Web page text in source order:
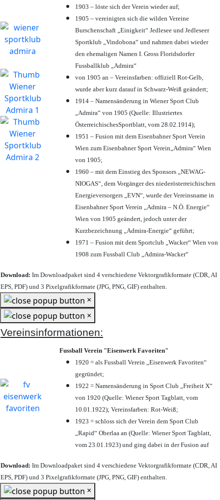
1903 – löste sich der Verein wieder auf;
1905 – vereinigten sich die wilden Vereine
Burschenschaft „Einigkeit“ Jedlesee und Jedleseer
Sportklub „Vindobona“ und nahmen dabei wieder
den ehemaligen Namen I. Gross Floridsdorfer
Fussballklub „Admira“
von 1905 an – Vereinsfarben: offiziell Rot-Gelb,
wurde aber kurz darauf in Schwarz-Weiß geändert;
1914 – Namensänderung in Wiener Sport Club
„Admira“ von 1905 (Quelle: Illustriertes
ÖsterreichischesSportblatt, vom 28.02.1914);
1951 – Fusion mit dem Eisenbahner Sport Verein
Wien zum Eisenbahner Sport Verein„Admira“ Wien
von 1905;
1960 – mit dem Einstieg des Sponsors „NEWAG-
NIOGAS“, dem Vorgänger des niederösterreichischen
Energieversorgers „EVN“, wurde der Vereinsname in
Eisenbahner Sport Verein „Admira – N.Ö. Energie“
Wien von 1905 geändert, jedoch unter der
Kurzbezeichnung „Admira-Energie“ geführt;
1971 – Fusion mit dem Sportclub „Wacker“ Wien von
1908 zum Fussball Club „Admira-Wacker“
Download: Im Downloadpaket sind 4 verschiedene Vektorgrafikformate (CDR, AI
EPS, PDF) und 3 Pixelgrafikformate (JPG, PNG, GIF) enthalten.
×
×
Vereinsinformationen:
Fussball Verein "Eisenwerk Favoriten"
1920 = als Fussball Verein „Eisenwerk Favoriten“
gegründet;
1922 = Namensänderung in Sport Club „Freiheit X“
von 1920 (Quelle: Wiener Sport Tagblatt, vom
10.01.1922); Vereinsfarben: Rot-Weiß;
1923 = schloss sich der Verein dem Sport Club
„Rapid“ Oberlaa an (Quelle: Wiener Sport Tagblatt,
vom 23.01.1923) und ging dabei in der Fusion auf
Download: Im Downloadpaket sind 4 verschiedene Vektorgrafikformate (CDR, AI
EPS, PDF) und 3 Pixelgrafikformate (JPG, PNG, GIF) enthalten.
×